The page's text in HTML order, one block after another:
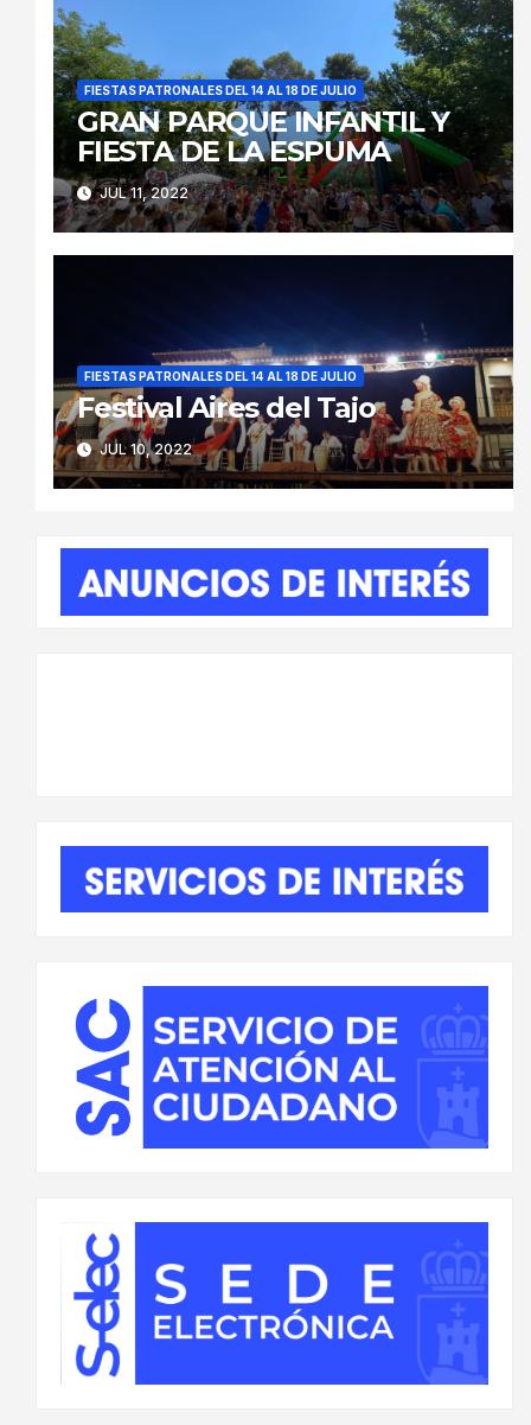
FIESTAS PATRONALES DEL 14 AL 18 DE JULIO
GRAN PARQUE INFANTIL Y
FIESTA DE LA ESPUMA
JUL 11, 2022
FIESTAS PATRONALES DEL 14 AL 18 DE JULIO
Festival Aires del Tajo
JUL 10, 2022